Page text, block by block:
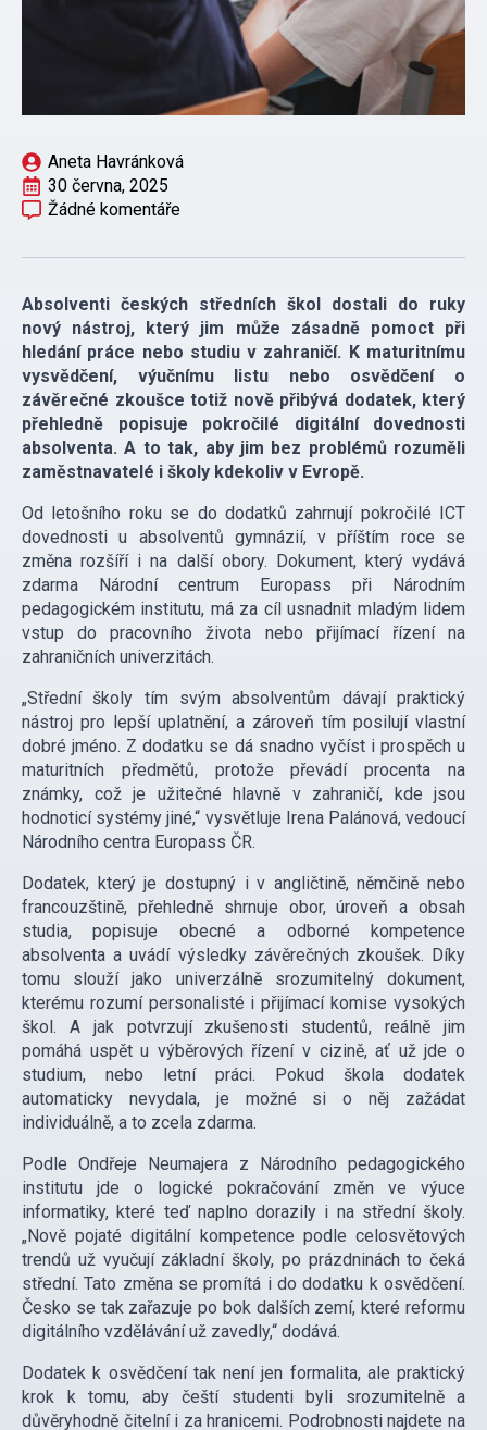
Aneta Havránková
30 června, 2025
Žádné komentáře
Absolventi českých středních škol dostali do ruky
nový nástroj, který jim může zásadně pomoct při
hledání práce nebo studiu v zahraničí. K maturitnímu
vysvědčení, výučnímu listu nebo osvědčení o
závěrečné zkoušce totiž nově přibývá dodatek, který
přehledně popisuje pokročilé digitální dovednosti
absolventa. A to tak, aby jim bez problémů rozuměli
zaměstnavatelé i školy kdekoliv v Evropě.
Od letošního roku se do dodatků zahrnují pokročilé ICT
dovednosti u absolventů gymnázií, v příštím roce se
změna rozšíří i na další obory. Dokument, který vydává
zdarma Národní centrum Europass při Národním
pedagogickém institutu, má za cíl usnadnit mladým lidem
vstup do pracovního života nebo přijímací řízení na
zahraničních univerzitách.
„Střední školy tím svým absolventům dávají praktický
nástroj pro lepší uplatnění, a zároveň tím posilují vlastní
dobré jméno. Z dodatku se dá snadno vyčíst i prospěch u
maturitních předmětů, protože převádí procenta na
známky, což je užitečné hlavně v zahraničí, kde jsou
hodnoticí systémy jiné,“ vysvětluje Irena Palánová, vedoucí
Národního centra Europass ČR.
Dodatek, který je dostupný i v angličtině, němčině nebo
francouzštině, přehledně shrnuje obor, úroveň a obsah
studia, popisuje obecné a odborné kompetence
absolventa a uvádí výsledky závěrečných zkoušek. Díky
tomu slouží jako univerzálně srozumitelný dokument,
kterému rozumí personalisté i přijímací komise vysokých
škol. A jak potvrzují zkušenosti studentů, reálně jim
pomáhá uspět u výběrových řízení v cizině, ať už jde o
studium, nebo letní práci. Pokud škola dodatek
automaticky nevydala, je možné si o něj zažádat
individuálně, a to zcela zdarma.
Podle Ondřeje Neumajera z Národního pedagogického
institutu jde o logické pokračování změn ve výuce
informatiky, které teď naplno dorazily i na střední školy.
„Nově pojaté digitální kompetence podle celosvětových
trendů už vyučují základní školy, po prázdninách to čeká
střední. Tato změna se promítá i do dodatku k osvědčení.
Česko se tak zařazuje po bok dalších zemí, které reformu
digitálního vzdělávání už zavedly,“ dodává.
Dodatek k osvědčení tak není jen formalita, ale praktický
krok k tomu, aby čeští studenti byli srozumitelně a
důvěryhodně čitelní i za hranicemi. Podrobnosti najdete na